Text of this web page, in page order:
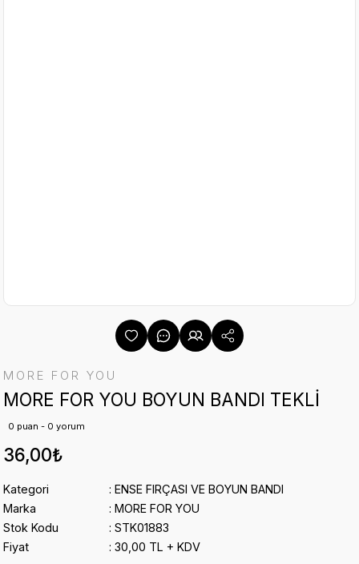
MORE FOR YOU
MORE FOR YOU BOYUN BANDI TEKLİ
0 puan - 0 yorum
36,00₺
Kategori
ENSE FIRÇASI VE BOYUN BANDI
Marka
MORE FOR YOU
Stok Kodu
STK01883
Fiyat
30,00 TL + KDV